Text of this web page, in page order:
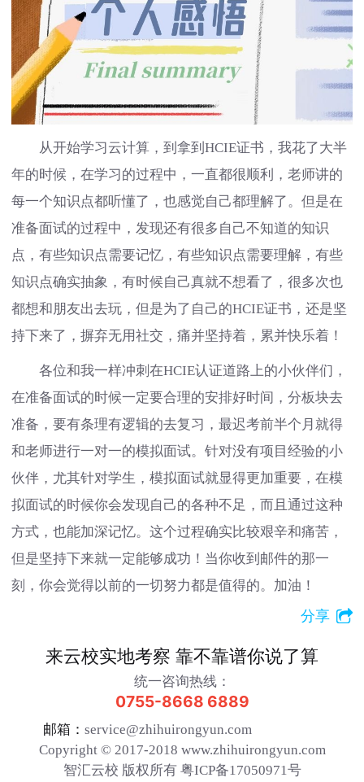
从开始学习云计算，到拿到HCIE证书，我花了大半
年的时候，在学习的过程中，一直都很顺利，老师讲的
每一个知识点都听懂了，也感觉自己都理解了。但是在
准备面试的过程中，发现还有很多自己不知道的知识
点，有些知识点需要记忆，有些知识点需要理解，有些
知识点确实抽象，有时候自己真就不想看了，很多次也
都想和朋友出去玩，但是为了自己的HCIE证书，还是坚
持下来了，摒弃无用社交，痛并坚持着，累并快乐着！
各位和我一样冲刺在HCIE认证道路上的小伙伴们，
在准备面试的时候一定要合理的安排好时间，分板块去
准备，要有条理有逻辑的去复习，最迟考前半个月就得
和老师进行一对一的模拟面试。针对没有项目经验的小
伙伴，尤其针对学生，模拟面试就显得更加重要，在模
拟面试的时候你会发现自己的各种不足，而且通过这种
方式，也能加深记忆。这个过程确实比较艰辛和痛苦，
但是坚持下来就一定能够成功！当你收到邮件的那一
刻，你会觉得以前的一切努力都是值得的。加油！
分享
来云校实地考察 靠不靠谱你说了算
统一咨询热线：
0755-8668 6889
邮箱： service@zhihuirongyun.com
Copyright © 2017-2018 www.zhihuirongyun.com
智汇云校 版权所有 粤ICP备17050971号